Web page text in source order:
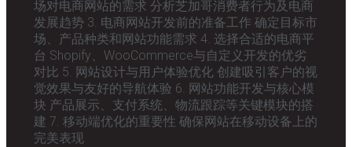
场对电商网站的需求 分析芝加哥消费者行为及电商
发展趋势 3. 电商网站开发前的准备工作 确定目标市
场、产品种类和网站功能需求 4. 选择合适的电商平
台 Shopify、WooCommerce与自定义开发的优劣
对比 5. 网站设计与用户体验优化 创建吸引客户的视
觉效果与友好的导航体验 6. 网站功能开发与核心模
块 产品展示、支付系统、物流跟踪等关键模块的搭
建 7. 移动端优化的重要性 确保网站在移动设备上的
完美表现